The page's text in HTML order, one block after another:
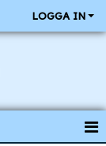
LOGGA IN